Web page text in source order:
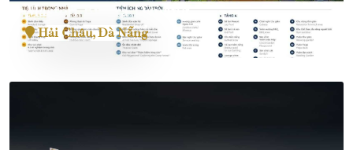
Masteri Rivera Danang
Hải Châu, Đà Nẵng